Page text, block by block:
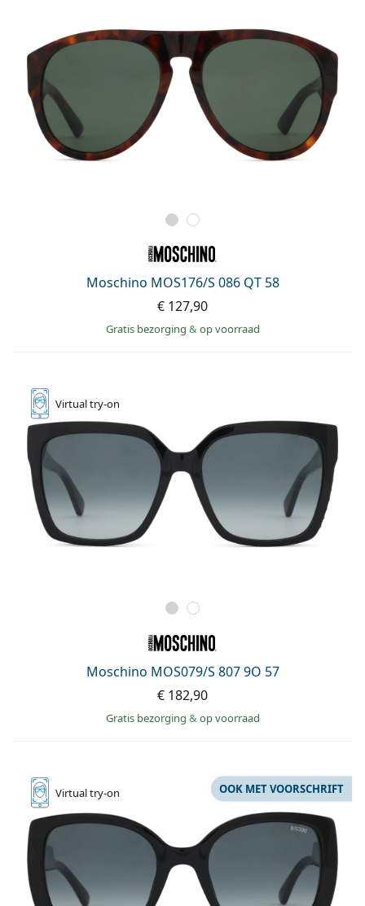
Moschino MOS176/S 086 QT 58
€ 127,90
Gratis bezorging & op voorraad
Virtualtry-on
Moschino MOS079/S 807 9O 57
€ 182,90
Gratis bezorging & op voorraad
Virtualtry-on OOK MET VOORSCHRIFT